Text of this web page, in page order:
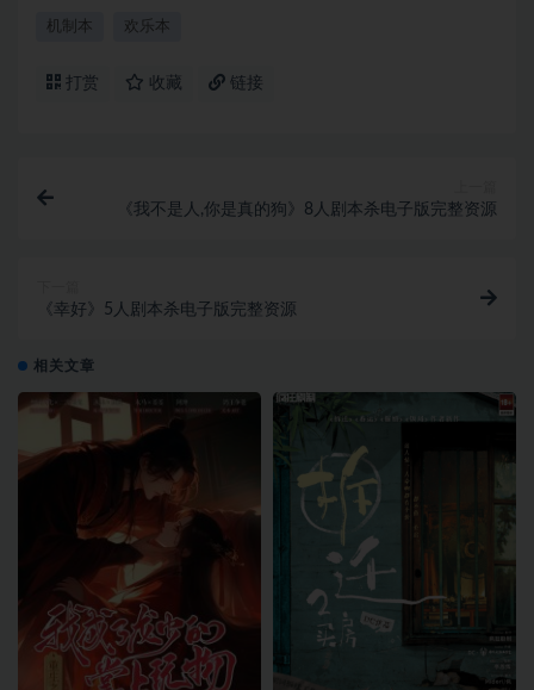
机制本 欢乐本
打赏 收藏 链接
《我不是人,你是真的狗》8人剧本杀电子版完整资源
《幸好》5人剧本杀电子版完整资源
相关文章